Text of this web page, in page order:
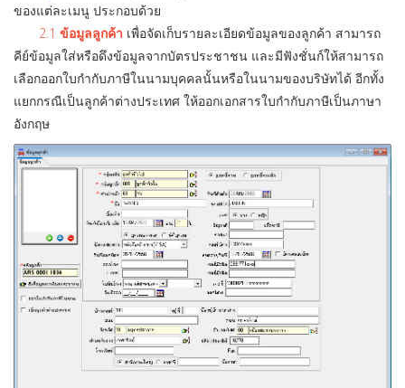
ของแต่ละเมนู ประกอบด้วย
2.1 ข้อมูลลูกค้า เพื่อจัดเก็บรายละเอียดข้อมูลของลูกค้า สามารถ
คีย์ข้อมูลใส่หรือดึงข้อมูลจากบัตรประชาชน และมีฟังชั่นก์ให้สามารถ
เลือกออกใบกำกับภาษีในนามบุคคลนั้นหรือในนามของบริษัทได้ อีกทั้ง
แยกกรณีเป็นลูกค้าต่างประเทศ ให้ออกเอกสารใบกำกับภาษีเป็นภาษา
อังกฤษ